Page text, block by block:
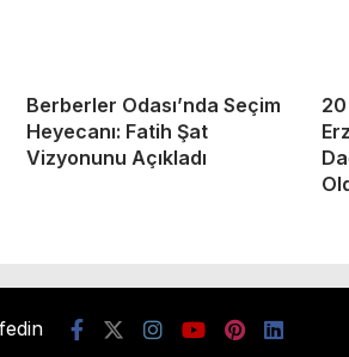
Berberler Odası’nda Seçim
Heyecanı: Fatih Şat
Vizyonunu Açıkladı